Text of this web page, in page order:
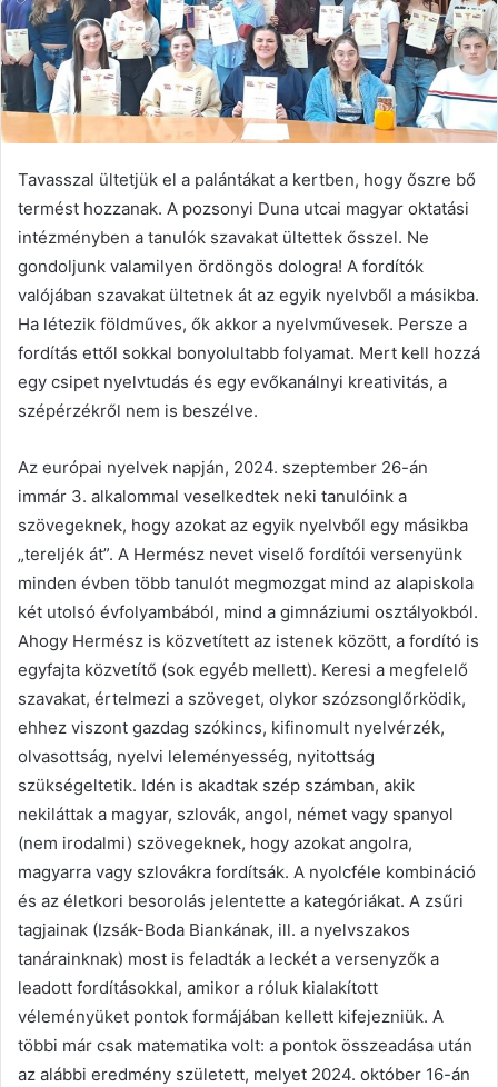
Tavasszal ültetjük el a palántákat a kertben, hogy őszre bő
termést hozzanak. A pozsonyi Duna utcai magyar oktatási
intézményben a tanulók szavakat ültettek ősszel. Ne
gondoljunk valamilyen ördöngös dologra! A fordítók
valójában szavakat ültetnek át az egyik nyelvből a másikba.
Ha létezik földműves, ők akkor a nyelvművesek. Persze a
fordítás ettől sokkal bonyolultabb folyamat. Mert kell hozzá
egy csipet nyelvtudás és egy evőkanálnyi kreativitás, a
szépérzékről nem is beszélve.
Az európai nyelvek napján, 2024. szeptember 26-án
immár 3. alkalommal veselkedtek neki tanulóink a
szövegeknek, hogy azokat az egyik nyelvből egy másikba
„tereljék át”. A Hermész nevet viselő fordítói versenyünk
minden évben több tanulót megmozgat mind az alapiskola
két utolsó évfolyambából, mind a gimnáziumi osztályokból.
Ahogy Hermész is közvetített az istenek között, a fordító is
egyfajta közvetítő (sok egyéb mellett). Keresi a megfelelő
szavakat, értelmezi a szöveget, olykor szózsonglőrködik,
ehhez viszont gazdag szókincs, kifinomult nyelvérzék,
olvasottság, nyelvi leleményesség, nyitottság
szükségeltetik. Idén is akadtak szép számban, akik
nekiláttak a magyar, szlovák, angol, német vagy spanyol
(nem irodalmi) szövegeknek, hogy azokat angolra,
magyarra vagy szlovákra fordítsák. A nyolcféle kombináció
és az életkori besorolás jelentette a kategóriákat. A zsűri
tagjainak (Izsák-Boda Biankának, ill. a nyelvszakos
tanárainknak) most is feladták a leckét a versenyzők a
leadott fordításokkal, amikor a róluk kialakított
véleményüket pontok formájában kellett kifejezniük. A
többi már csak matematika volt: a pontok összeadása után
az alábbi eredmény született, melyet 2024. október 16-án